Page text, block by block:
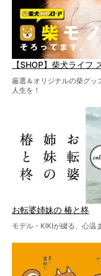
【SHOP】柴犬ライフ
厳選＆オリジナルの柴グッ
人生を！
お転婆姉妹の 椿と柊
モデル・KIKIが綴る、心温